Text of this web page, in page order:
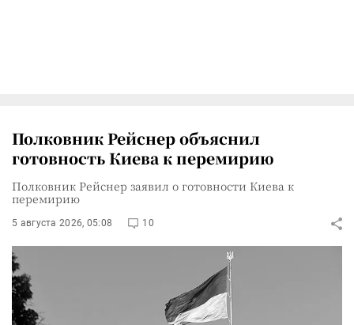
Полковник Рейснер объяснил
готовность Киева к перемирию
Полковник Рейснер заявил о готовности Киева к
перемирию
5 августа 2026, 05:08 10